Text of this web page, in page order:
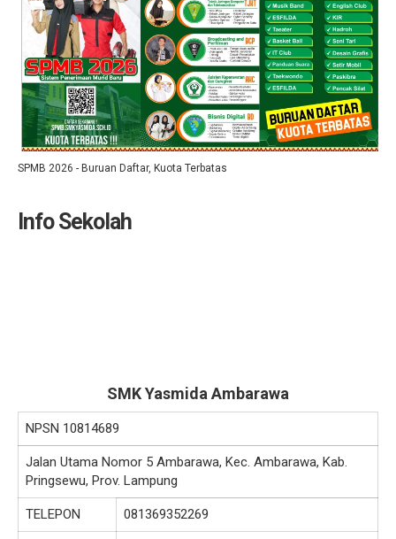
SPMB 2026 - Buruan Daftar, Kuota Terbatas
Info Sekolah
SMK Yasmida Ambarawa
NPSN 10814689
Jalan Utama Nomor 5 Ambarawa, Kec. Ambarawa, Kab.
Pringsewu, Prov. Lampung
TELEPON 081369352269